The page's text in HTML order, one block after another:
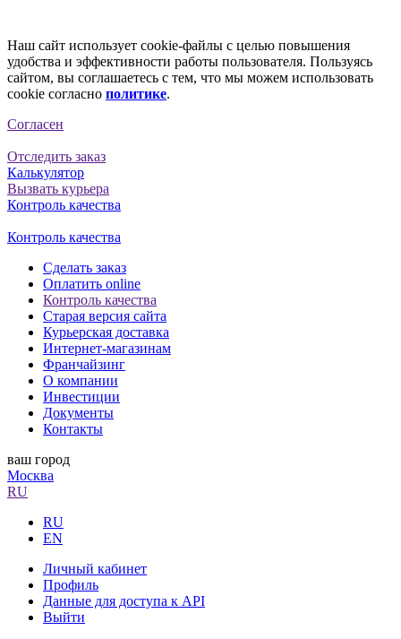
Наш сайт использует cookie-файлы с целью повышения
удобства и эффективности работы пользователя. Пользуясь
сайтом, вы соглашаетесь с тем, что мы можем использовать
cookie согласно политике.
Согласен
Отследить заказ
Калькулятор
Вызвать курьера
Контроль качества
Контроль качества
Сделать заказ
Оплатить online
Контроль качества
Старая версия сайта
Курьерская доставка
Интернет-магазинам
Франчайзинг
О компании
Инвестиции
Документы
Контакты
ваш город
Москва
RU
RU
EN
Личный кабинет
Профиль
Данные для доступа к API
Выйти